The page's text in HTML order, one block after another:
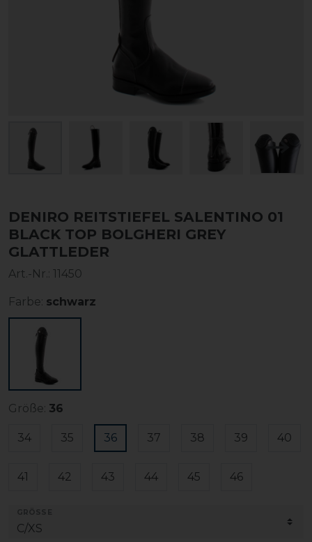
DENIRO REITSTIEFEL SALENTINO 01
BLACK TOP BOLGHERI GREY
GLATTLEDER
Art.-Nr.: 11450
Farbe: schwarz
Größe: 36
34 35 36 37 38 39 40
41 42 43 44 45 46